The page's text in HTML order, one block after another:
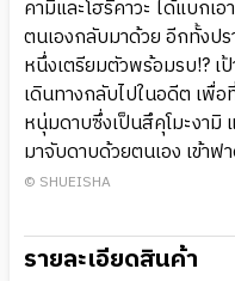
คามิและโฮริคาวะ ได้แบกเ
ตนเองกลับมาด้วย อีกทั้งป
หนึ่งเตรียมตัวพร้อมรบ!?
เดินทางกลับไปในอดีต เพื่
หนุ่มดาบซึ่งเป็นสึคุโมะงามิ
มาจับดาบด้วยตนเอง เข้า
© SHUEISHA
รายละเอียดสินค้า